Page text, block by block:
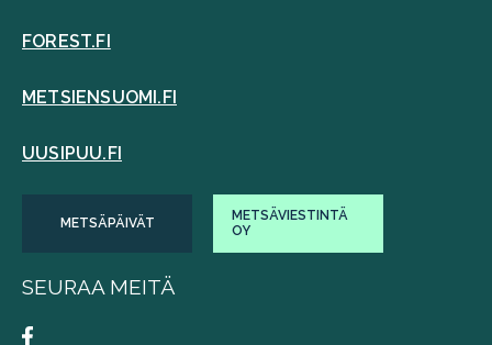
FOREST.FI
METSIENSUOMI.FI
UUSIPUU.FI
METSÄPÄIVÄT
METSÄVIESTINTÄ
OY
SEURAA MEITÄ